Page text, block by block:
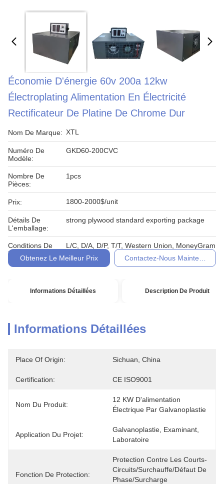
Économie D'énergie 60v 200a 12kw
Électroplating Alimentation En Électricité
Rectificateur De Platine De Chrome Dur
Nom De Marque: XTL
Numéro De
Modèle:
GKD60-200CVC
Nombre De
Pièces:
1pcs
Prix: 1800-2000$/unit
Détails De
L'emballage:
strong plywood standard exporting package
Conditions De
Paiement:
L/C, D/A, D/P, T/T, Western Union, MoneyGram
Obtenez Le Meilleur Prix
Contactez-Nous Maintenant
Informations Détaillées Description De Produit
Informations Détaillées
Place Of Origin: Sichuan, China
Certification: CE ISO9001
Nom Du Produit:
12 KW D'alimentation
Électrique Par Galvanoplastie
Application Du Projet:
Galvanoplastie, Examinant,
Laboratoire
Fonction De Protection:
Protection Contre Les Courts-
Circuits/surchauffe/défaut De
Phase/surcharge